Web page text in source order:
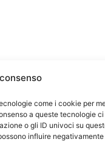
come i cookie per
a queste tecnologie
o gli ID univoci su
influire